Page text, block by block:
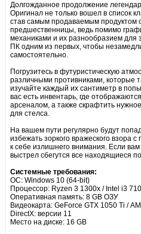
Долгожданное продолжение
Оригинал не только вошел в список
став самым продаваемым продуктом
предшественницы, ведь помимо
механиками и их разнообразием для
ПК одним из первых, чтобы
самостоятельно.
Погрузитесь в футуристическую
различными противниками, которые
изучайте каждый их сантиметр в
вас есть инвентарь, где
арсеналом, а также скрафтить
для стелса.
На вашем пути регулярно будут
избежать зоркого вражеского взора
к себе излишнего внимания. Если
выстрел сбегутся все находящиеся
Системные требования:
ОС: Windows 10 (64-bit)
Процессор: Ryzen 3 1300x / Intel i3
Оперативная память: 8 GB ОЗУ
Видеокарта: GeForce GTX 1050 Ti /
DirectX: версии 11
Место на диске: 16 GB